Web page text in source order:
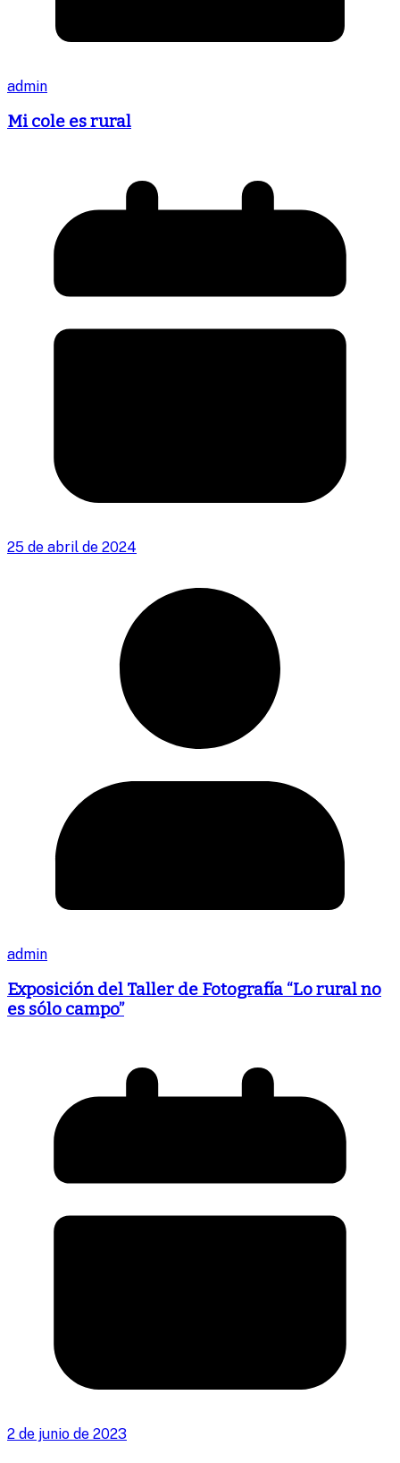
admin
Mi cole es rural
25 de abril de 2024
admin
Exposición del Taller de Fotografía “Lo rural no
es sólo campo”
2 de junio de 2023